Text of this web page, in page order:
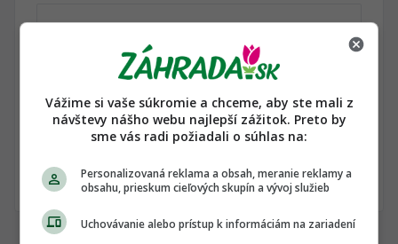
Zapamätať heslo. Nabudúce chcem byť prihlásená/ý
automaticky
Prihlás ma
Vážime si vaše súkromie a chceme, aby ste mali z
návštevy nášho webu najlepší zážitok. Preto by
sme vás radi požiadali o súhlas na:
Personalizovaná reklama a obsah, meranie reklamy a
obsahu, prieskum cieľových skupín a vývoj služieb
Uchovávanie alebo prístup k informáciám na zariadení